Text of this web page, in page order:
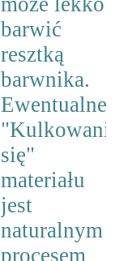
barwić
resztką
barwnika.
Ewentualne
"Kulkowanie
się"
materiału
jest
naturalnym
procesem